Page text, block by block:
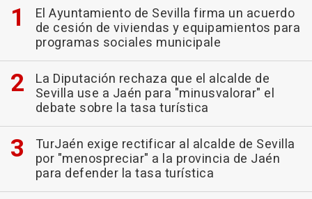
El Ayuntamiento de Sevilla firma un acuerdo
de cesión de viviendas y equipamientos para
programas sociales municipale
La Diputación rechaza que el alcalde de
Sevilla use a Jaén para "minusvalorar" el
debate sobre la tasa turística
TurJaén exige rectificar al alcalde de Sevilla
por "menospreciar" a la provincia de Jaén
para defender la tasa turística